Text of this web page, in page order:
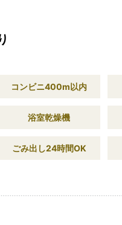
コンビニ400m以内
浴室乾燥機
ごみ出し24時間OK